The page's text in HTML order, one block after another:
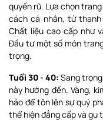
quyến rũ. Lựa chọn
cách cá nhân, từ
Chất liệu cao cấp như
Đầu tư một số món
trọng.
Tuổi 30 - 40: Sang
này hướng đến. Vàng,
hảo để tôn lên sự quý
thể hiện đẳng cấp và